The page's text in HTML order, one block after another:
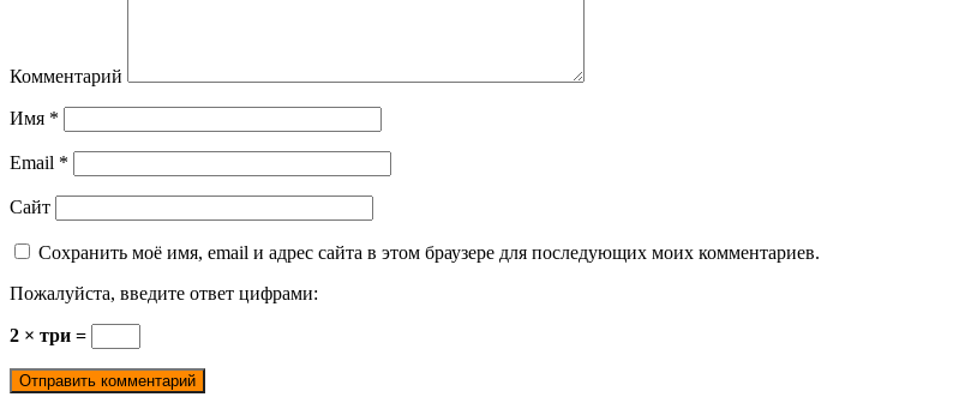
Комментарий
Имя *
Email *
Сайт
Сохранить моё имя, email и адрес сайта в этом браузере для последующих моих комментариев.
Пожалуйста, введите ответ цифрами:
2 × три =